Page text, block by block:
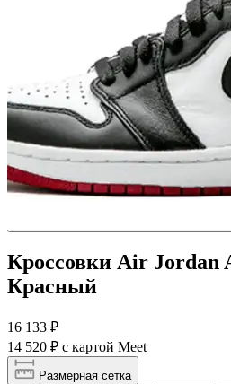
Кроссовки Air Jordan
Красный
16 133 ₽
14 520 ₽ с картой Meet
Размерная сетка